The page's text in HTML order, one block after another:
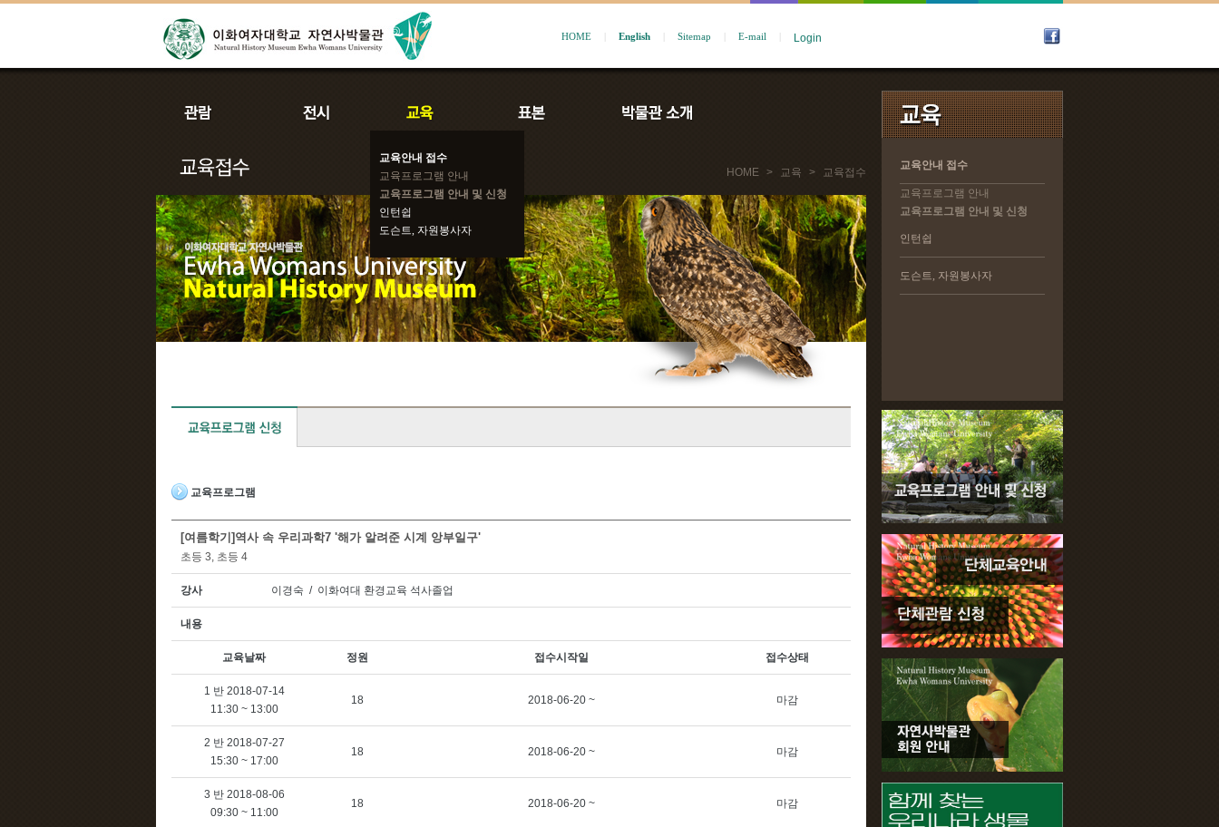
HOME English Sitemap E-mail
교육안내 접수
교육프로그램 안내
교육프로그램 안내 및 신청
인턴쉽
도슨트, 자원봉사자
교육안내 접수
교육프로그램 안내
교육프로그램 안내 및 신청
인턴쉽
도슨트, 자원봉사자
교육안내 접수
교육프로그램 안내
교육프로그램 안내 및 신청
인턴쉽
도슨트, 자원봉사자
HOME > 교육 > 교육접수
교육프로그램
[여름학기]역사 속 우리과학7 '해가 알려준 시계 앙부일구'
초등 3, 초등 4
강사 이경숙 / 이화여대 환경교육 석사졸업
내용
교육날짜 정원 접수시작일 접수상태
1 반 2018-07-14
11:30 ~ 13:00
18 2018-06-20 ~ 마감
2 반 2018-07-27
15:30 ~ 17:00
18 2018-06-20 ~ 마감
3 반 2018-08-06
09:30 ~ 11:00
18 2018-06-20 ~ 마감